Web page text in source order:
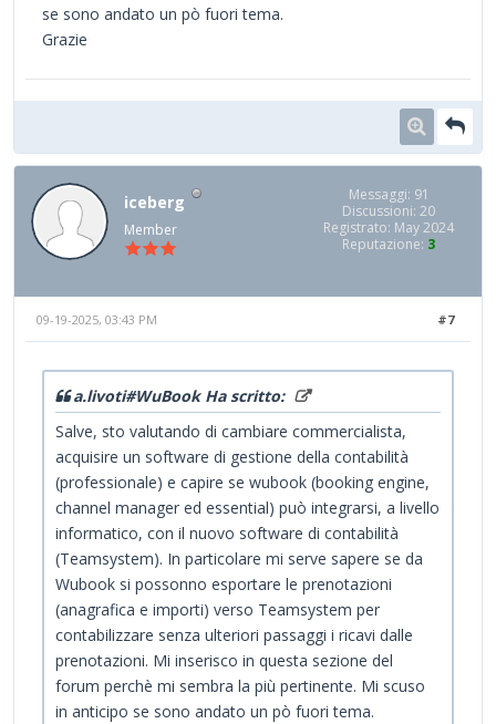
se sono andato un pò fuori tema.
Grazie
iceberg
Member
Messaggi: 91
Discussioni: 20
Registrato: May 2024
Reputazione: 3
#7
09-19-2025, 03:43 PM
a.livoti#WuBook Ha scritto:
Salve, sto valutando di cambiare commercialista,
acquisire un software di gestione della contabilità
(professionale) e capire se wubook (booking engine,
channel manager ed essential) può integrarsi, a livello
informatico, con il nuovo software di contabilità
(Teamsystem). In particolare mi serve sapere se da
Wubook si possonno esportare le prenotazioni
(anagrafica e importi) verso Teamsystem per
contabilizzare senza ulteriori passaggi i ricavi dalle
prenotazioni. Mi inserisco in questa sezione del
forum perchè mi sembra la più pertinente. Mi scuso
in anticipo se sono andato un pò fuori tema.